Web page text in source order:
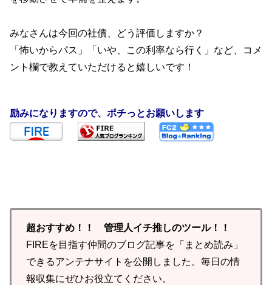
みなさんは今回の社債、どう評価しますか？
「怖いからパス」「いや、この利率なら行く」など、コメ
ント欄で教えていただけると嬉しいです！
励みになりますので、ポチっとお願いします
超おすすめ！！ 管理人イチ推しのツール！！
FIREを目指す仲間のブログ記事を「まとめ読み」
できるアンテナサイトを公開しました。毎日の情
報収集にぜひお役立てください。